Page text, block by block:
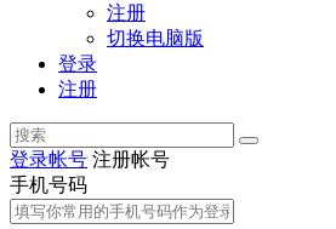
注册
切换电脑版
登录
注册
登录帐号 注册帐号
手机号码